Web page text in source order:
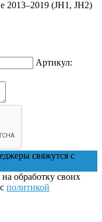
2013–2019 (JH1, JH2)
Артикул:
свяжутся с
обработку своих
политикой